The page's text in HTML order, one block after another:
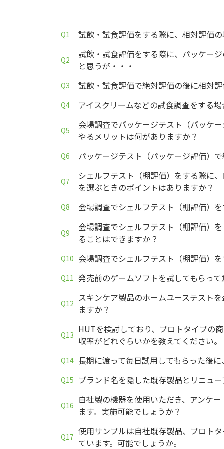
試飲・試食評価をする際に、相対評価
試飲・試食評価をする際に、パッケー
と思うが・・・
試飲・試食評価で絶対評価の後に相対
アイスクリームなどの試食調査をする
会場調査でパッケージテスト（パッケ
やるメリットは何がありますか？
パッケージテスト（パッケージ評価）
シェルフテスト（棚評価）をする際に
を選ぶときのポイントはありますか？
会場調査でシェルフテスト（棚評価）
会場調査でシェルフテスト（棚評価）
ることはできますか？
会場調査でシェルフテスト（棚評価）
発売前のゲームソフトを試してもらっ
スキンケア製品のホームユーステスト
ますか？
HUTを検討しており、プロトタイプの
収率がどれぐらいかを教えてください。
長期に渡って毎日試用してもらった後
ブランド名を隠した既存製品とリニュ
自社製の機器を使用いただき、アンケ
ます。実施可能でしょうか？
使用サンプルは自社既存製品、プロト
ています。可能でしょうか。